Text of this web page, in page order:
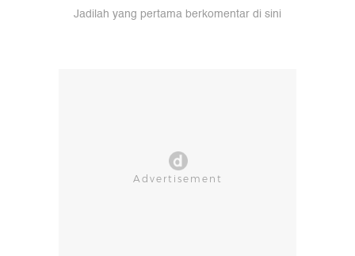
Jadilah yang pertama berkomentar di sini